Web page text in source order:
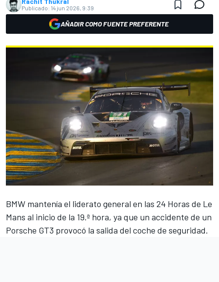
Publicado: 14 jun 2026, 9:39
AÑADIR COMO FUENTE PREFERENTE
BMW mantenía el liderato general en las 24 Horas de Le
Mans al inicio de la 19.ª hora, ya que un accidente de un
Porsche GT3 provocó la salida del coche de seguridad.